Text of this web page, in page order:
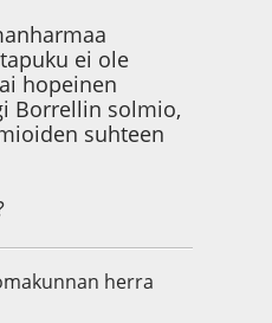
ei ole
hopeinen
Borrellin solmio,
suhteen
herra